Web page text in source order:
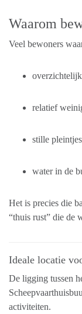
Waarom
Veel bewoners
relatief
stille
water in de
Het is precies die
“thuis rust” die de
Ideale locatie
De ligging tussen
activiteiten.